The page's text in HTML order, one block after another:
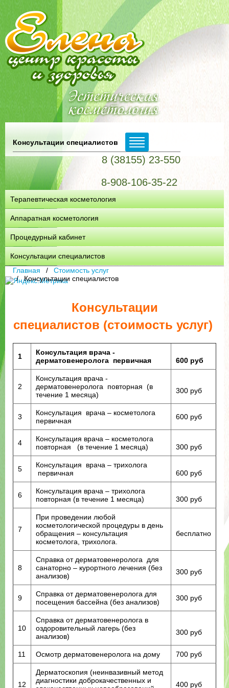
Консультации специалистов
8 (38155) 23-550
8-908-106-35-22
Терапевтическая косметология
Аппаратная косметология
Процедурный кабинет
Консультации специалистов
Главная
Стоимость услуг
Консультации специалистов
Консультации
специалистов (стоимость услуг)
1
Консультация врача -
дерматовенеролога первичная
600 руб
2
Консультация врача -
дерматовенеролога повторная (в
течение 1 месяца)
300 руб
3
Консультация врача – косметолога
первичная
600 руб
4
Консультация врача – косметолога
повторная (в течение 1 месяца)
300 руб
5
Консультация врача – трихолога
первичная
600 руб
6
Консультация врача – трихолога
повторная (в течение 1 месяца)
300 руб
7
При проведении любой
косметологической процедуры в день
обращения – консультация
косметолога, трихолога.
бесплатно
8
Справка от дерматовенеролога для
санаторно – курортного лечения (без
анализов)
300 руб
9
Справка от дерматовенеролога для
посещения бассейна (без анализов)
300 руб
10
Справка от дерматовенеролога в
оздоровительный лагерь (без
анализов)
300 руб
11 Осмотр дерматовенеролога на дому 700 руб
12
Дерматоскопия (неинвазивный метод
диагностики доброкачественных и
400 руб